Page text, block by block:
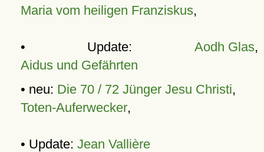
Maria vom heiligen Franziskus,
• Update: Aodh Glas,
Aidus und Gefährten
• neu: Die 70 / 72 Jünger Jesu Christi,
Toten-Auferwecker,
• Update: Jean Vallière